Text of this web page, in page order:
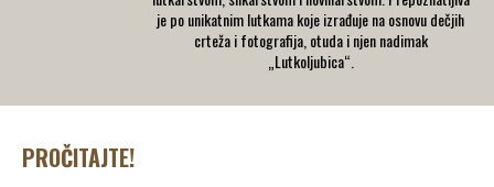
je po unikatnim lutkama koje izrađuje na osnovu dečjih
crteža i fotografija, otuda i njen nadimak
„Lutkoljubica“.
PROČITAJTE!